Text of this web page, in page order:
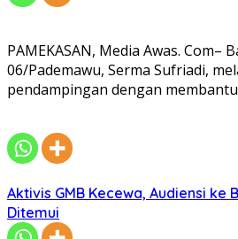
PAMEKASAN, Media Awas. Com–
06/Pademawu, Serma Sufriadi,
pendampingan dengan
Aktivis GMB Kecewa, Audiensi ke
Ditemui